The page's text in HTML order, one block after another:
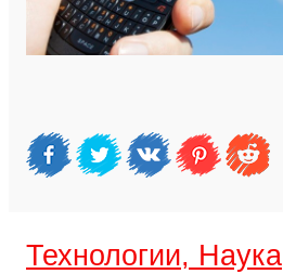
Технологии, Наука